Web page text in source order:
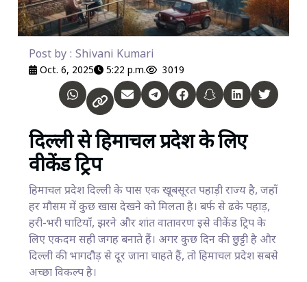
Post by : Shivani Kumari
Oct. 6, 2025 5:22 p.m. 3019
दिल्ली से हिमाचल प्रदेश के लिए
वीकेंड ट्रिप
हिमाचल प्रदेश दिल्ली के पास एक खूबसूरत पहाड़ी राज्य है, जहाँ
हर मौसम में कुछ खास देखने को मिलता है। बर्फ से ढके पहाड़,
हरी-भरी घाटियाँ, झरने और शांत वातावरण इसे वीकेंड ट्रिप के
लिए एकदम सही जगह बनाते हैं। अगर कुछ दिन की छुट्टी है और
दिल्ली की भागदौड़ से दूर जाना चाहते हैं, तो हिमाचल प्रदेश सबसे
अच्छा विकल्प है।